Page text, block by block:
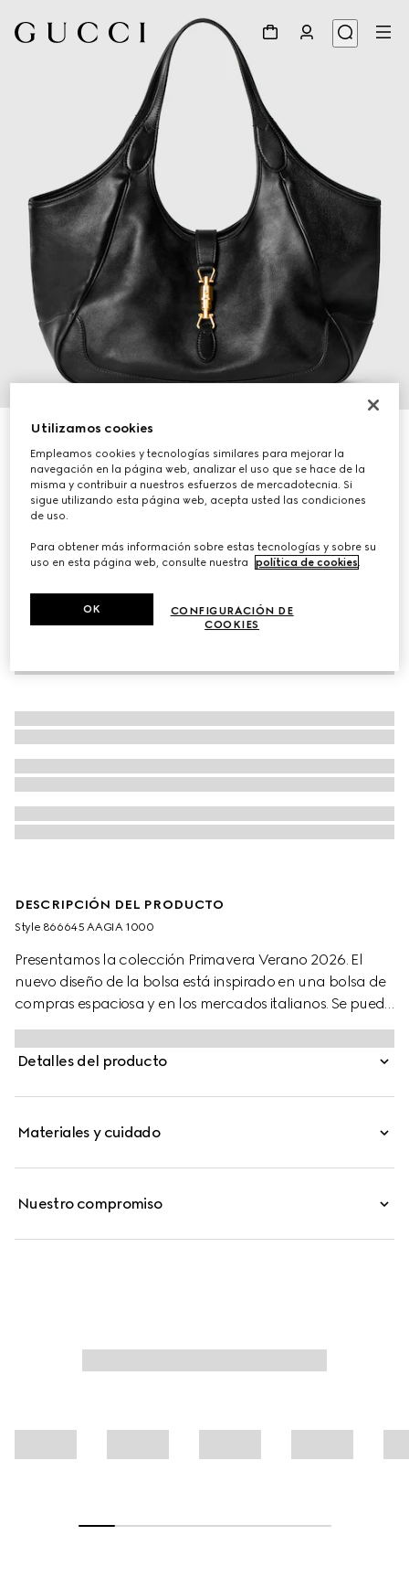
Bolsa mediana Mercato
MXN 56,800
Variacionespiel negra
DESCRIPCIÓN DEL PRODUCTO
Style ‎866645 AAGIA 1000
Presentamos la colección Primavera Verano 2026. El
nuevo diseño de la bolsa está inspirado en una bolsa de
compras espaciosa y en los mercados italianos. Se puede
usar con los lados ajustados o abiertos, y posee un cierre
de pistón fácil de usar. El estilo confeccionado en piel
suave revela un nuevo forro con motivo Diamante
Detalles del producto
Materiales y cuidado
Nuestro compromiso
Utilizamos cookies
Empleamos cookies y tecnologías similares para mejorar la
navegación en la página web, analizar el uso que se hace de la
misma y contribuir a nuestros esfuerzos de mercadotecnia. Si
sigue utilizando esta página web, acepta usted las condiciones
de uso.
Para obtener más información sobre estas tecnologías y sobre su
uso en esta página web, consulte nuestra
política de cookies.
CONFIGURACIÓN DE
COOKIES
OK